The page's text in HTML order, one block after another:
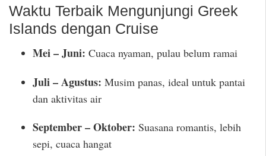
Waktu Terbaik Mengunjungi Greek
Islands dengan Cruise
Mei – Juni: Cuaca nyaman, pulau belum ramai
Juli – Agustus: Musim panas, ideal untuk pantai
dan aktivitas air
September – Oktober: Suasana romantis, lebih
sepi, cuaca hangat